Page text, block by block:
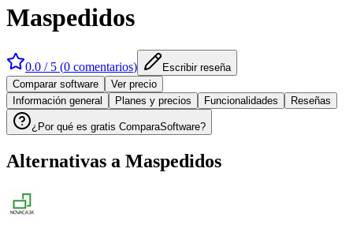
Maspedidos
0.0 / 5 (0 comentarios)
Escribir reseña
Comparar software
Ver precio
Información general
Planes y precios Funcionalidades Reseñas
¿Por qué es gratis ComparaSoftware?
Alternativas a Maspedidos